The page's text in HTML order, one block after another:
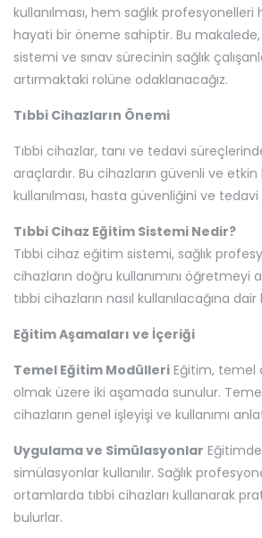
kullanılması, hem sağlık
hayati bir öneme sahiptir. Bu
sistemi ve sınav sürecinin sağlık
artırmaktaki rolüne odaklanacağız.
Tıbbi Cihazların Önemi
Tıbbi cihazlar, tanı ve tedavi
araçlardır. Bu cihazların güvenli ve etkin
kullanılması, hasta güvenliğini ve tedavi
Tıbbi Cihaz Eğitim Sistemi Nedir?
Tıbbi cihaz eğitim sistemi, sağlık
cihazların doğru kullanımını öğretmeyi
tıbbi cihazların nasıl kullanılacağına
Eğitim Aşamaları ve İçeriği
Temel Eğitim Modülleri Eğitim, temel
olmak üzere iki aşamada sunulur.
cihazların genel işleyişi ve kullanımı
Uygulama ve Simülasyonlar
simülasyonlar kullanılır. Sağlık
ortamlarda tıbbi cihazları kullanarak
bulurlar.